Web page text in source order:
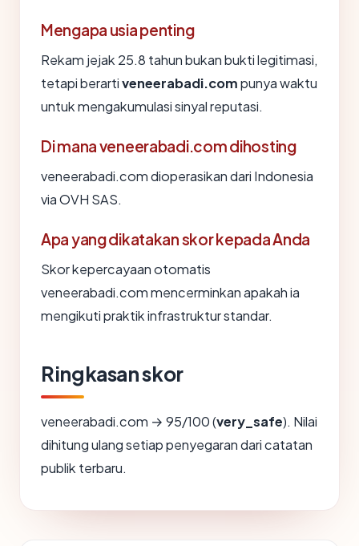
Mengapa usia penting
Rekam jejak 25.8 tahun bukan bukti legitimasi,
tetapi berartiveneerabadi.compunya waktu
untuk mengakumulasi sinyal reputasi.
Di mana veneerabadi.com dihosting
veneerabadi.com dioperasikan dari Indonesia
via OVH SAS.
Apa yang dikatakan skor kepada Anda
Skor kepercayaan otomatis
veneerabadi.com mencerminkan apakah ia
mengikuti praktik infrastruktur standar.
Ringkasan skor
veneerabadi.com → 95/100 (very_safe). Nilai
dihitung ulang setiap penyegaran dari catatan
publik terbaru.